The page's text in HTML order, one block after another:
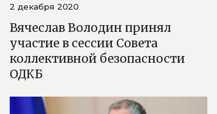
2 декабря 2020
Вячеслав Володин принял
участие в сессии Совета
коллективной безопасности
ОДКБ